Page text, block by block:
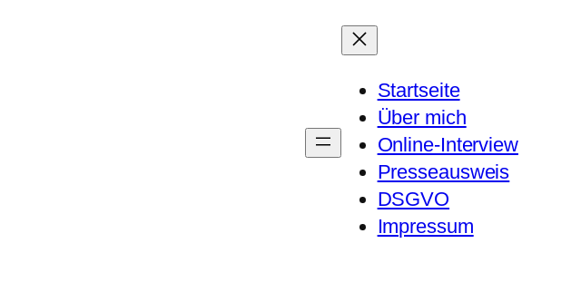
Startseite
Über mich
Online-Interview
Presseausweis
DSGVO
Impressum